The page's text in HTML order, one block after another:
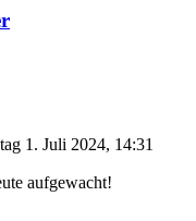
1. Juli 2024, 14:31
aufgewacht!